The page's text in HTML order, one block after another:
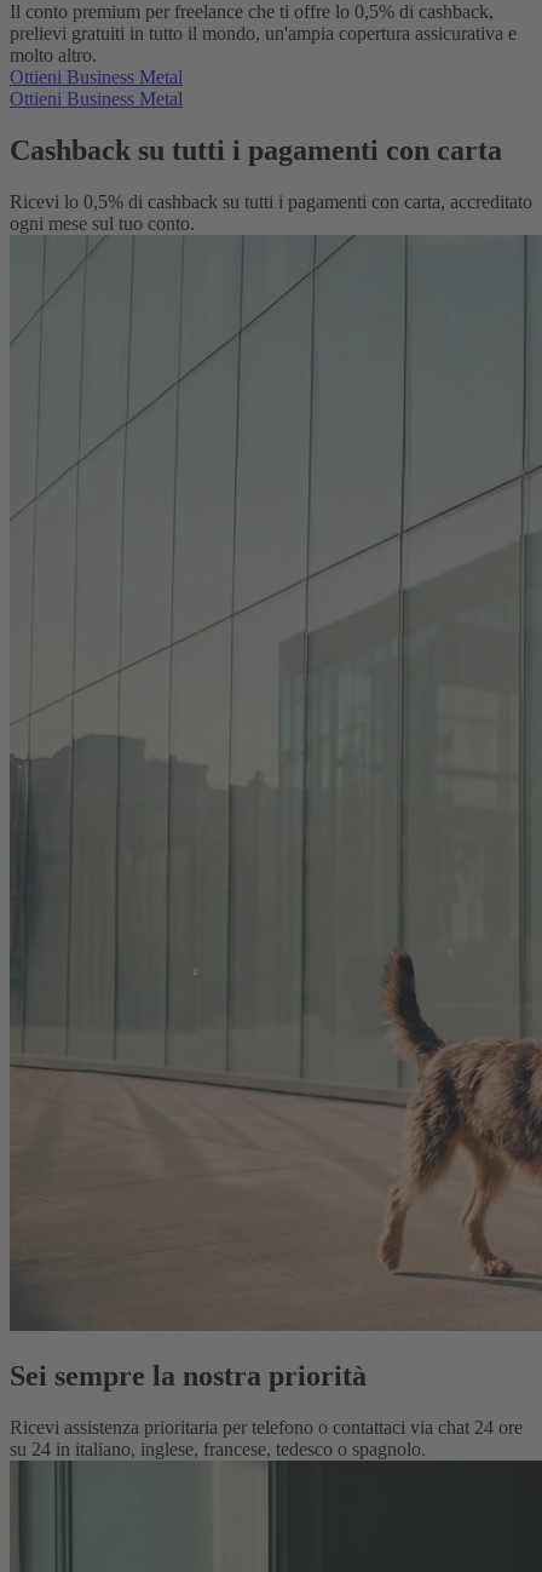
Il conto premium per freelance che ti offre lo 0,5% di cashback,
prelievi gratuiti in tutto il mondo, un'ampia copertura assicurativa e
molto altro.
Ottieni Business Metal
Ottieni Business Metal
Cashback su tutti i pagamenti con carta
Ricevi lo 0,5% di cashback su tutti i pagamenti con carta, accreditato
ogni mese sul tuo conto.
Sei sempre la nostra priorità
Ricevi assistenza prioritaria per telefono o contattaci via chat 24 ore
su 24 in italiano, inglese, francese, tedesco o spagnolo.